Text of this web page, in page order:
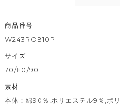
商品番号
W243ROB10P
サイズ
70/80/90
素材
本体：綿90％,ポリエステル9％,ポリ